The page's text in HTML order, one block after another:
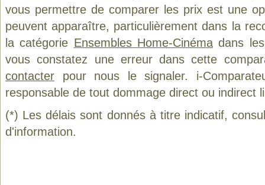
vous permettre de comparer les prix est une
peuvent apparaître, particulièrement dans la
la catégorie Ensembles Home-Cinémadans les
vous constatez une erreur dans cette
contacter pour nous le signaler. i-
responsable de tout dommage direct ou indirect
(*) Les délais sont donnés à titre indicatif,
d'information.